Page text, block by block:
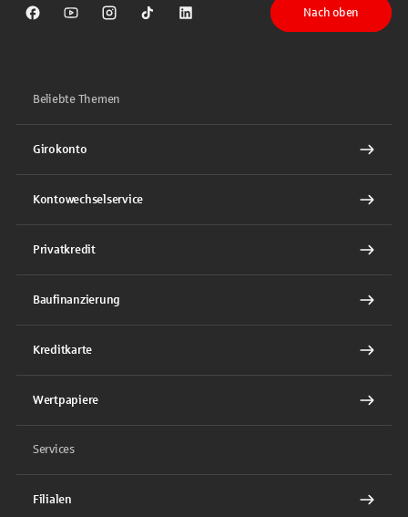
Sparkasse auf Facebook
Sparkasse auf Youtube
Sparkasse auf Instagram
Sparkasse auf TikTok
Sparkasse auf LinkedIn
Nach oben
Beliebte Themen
Girokonto
Kontowechselservice
Privatkredit
Baufinanzierung
Kreditkarte
Wertpapiere
Services
Filialen